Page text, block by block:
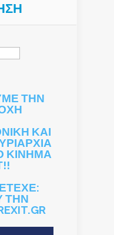
ΤΗΝ
ΚΑΙ
ΚΙΝΗΜΑ
ΤΗΝ